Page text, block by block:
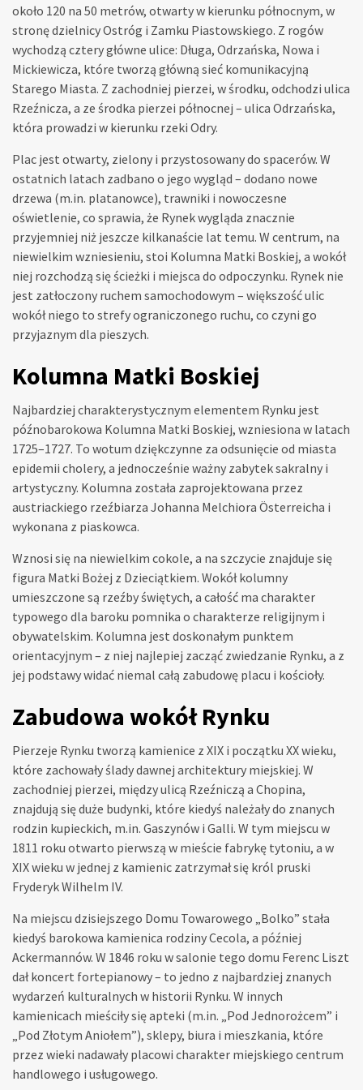
około 120 na 50 metrów, otwarty w kierunku północnym, w
stronę dzielnicy Ostróg i Zamku Piastowskiego. Z rogów
wychodzą cztery główne ulice: Długa, Odrzańska, Nowa i
Mickiewicza, które tworzą główną sieć komunikacyjną
Starego Miasta. Z zachodniej pierzei, w środku, odchodzi ulica
Rzeźnicza, a ze środka pierzei północnej – ulica Odrzańska,
która prowadzi w kierunku rzeki Odry.
Plac jest otwarty, zielony i przystosowany do spacerów. W
ostatnich latach zadbano o jego wygląd – dodano nowe
drzewa (m.in. platanowce), trawniki i nowoczesne
oświetlenie, co sprawia, że Rynek wygląda znacznie
przyjemniej niż jeszcze kilkanaście lat temu. W centrum, na
niewielkim wzniesieniu, stoi Kolumna Matki Boskiej, a wokół
niej rozchodzą się ścieżki i miejsca do odpoczynku. Rynek nie
jest zatłoczony ruchem samochodowym – większość ulic
wokół niego to strefy ograniczonego ruchu, co czyni go
przyjaznym dla pieszych.
Kolumna Matki Boskiej
Najbardziej charakterystycznym elementem Rynku jest
późnobarokowa Kolumna Matki Boskiej, wzniesiona w latach
1725–1727. To wotum dziękczynne za odsunięcie od miasta
epidemii cholery, a jednocześnie ważny zabytek sakralny i
artystyczny. Kolumna została zaprojektowana przez
austriackiego rzeźbiarza Johanna Melchiora Österreicha i
wykonana z piaskowca.
Wznosi się na niewielkim cokole, a na szczycie znajduje się
figura Matki Bożej z Dzieciątkiem. Wokół kolumny
umieszczone są rzeźby świętych, a całość ma charakter
typowego dla baroku pomnika o charakterze religijnym i
obywatelskim. Kolumna jest doskonałym punktem
orientacyjnym – z niej najlepiej zacząć zwiedzanie Rynku, a z
jej podstawy widać niemal całą zabudowę placu i kościoły.
Zabudowa wokół Rynku
Pierzeje Rynku tworzą kamienice z XIX i początku XX wieku,
które zachowały ślady dawnej architektury miejskiej. W
zachodniej pierzei, między ulicą Rzeźniczą a Chopina,
znajdują się duże budynki, które kiedyś należały do znanych
rodzin kupieckich, m.in. Gaszynów i Galli. W tym miejscu w
1811 roku otwarto pierwszą w mieście fabrykę tytoniu, a w
XIX wieku w jednej z kamienic zatrzymał się król pruski
Fryderyk Wilhelm IV.
Na miejscu dzisiejszego Domu Towarowego „Bolko” stała
kiedyś barokowa kamienica rodziny Cecola, a później
Ackermannów. W 1846 roku w salonie tego domu Ferenc Liszt
dał koncert fortepianowy – to jedno z najbardziej znanych
wydarzeń kulturalnych w historii Rynku. W innych
kamienicach mieściły się apteki (m.in. „Pod Jednorożcem” i
„Pod Złotym Aniołem”), sklepy, biura i mieszkania, które
przez wieki nadawały placowi charakter miejskiego centrum
handlowego i usługowego.